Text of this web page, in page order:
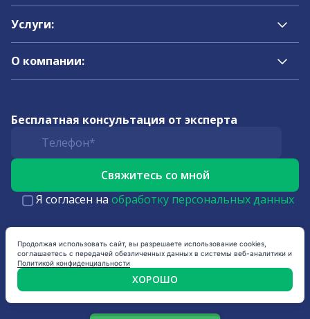
Услуги:
О компании:
Бесплатная консультация от эксперта
Я согласен на обработку персональных данных
Продолжая использовать сайт, вы разрешаете использование cookies,
соглашаетесь с передачей обезличенных данных в системы веб-аналитики и
Политикой конфиденциальности
ХОРОШО